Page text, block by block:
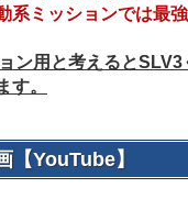
系ミッションでは最
ン用と考えると
す。
【YouTube】